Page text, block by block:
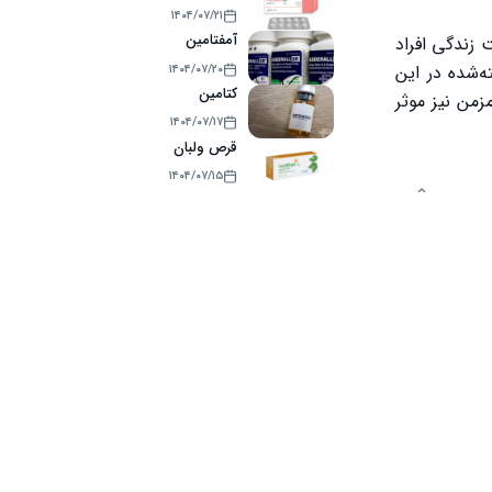
افراد
در این
نیز موثر
۱۴۰۴/۰۷/۲۱
آمفتامین
۱۴۰۴/۰۷/۲۰
کتامین
۱۴۰۴/۰۷/۱۷
قرص ولبان
۱۴۰۴/۰۷/۱۵